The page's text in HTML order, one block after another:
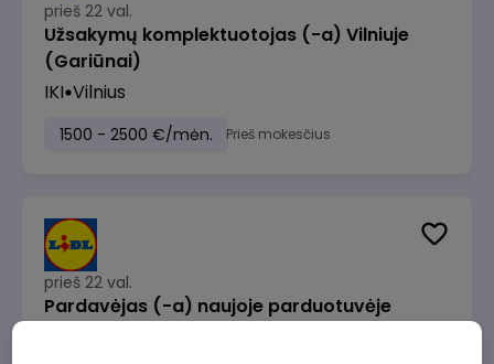
prieš 22 val.
Užsakymų komplektuotojas (-a) Vilniuje
(Gariūnai)
IKI Vilnius
1500 - 2500 €/mėn. Prieš mokesčius
prieš 22 val.
Pardavėjas (-a) naujoje parduotuvėje